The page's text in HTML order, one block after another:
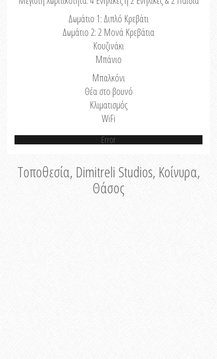
Δωμάτιο 1: Διπλό Κρεβάτι
Δωμάτιο 2: 2 Μονά Κρεβάτια
Κουζινάκι
Μπάνιο
Μπαλκόνι
Θέα στο βουνό
Κλιματισμός
WiFi
Error
Τοποθεσία, Dimitreli Studios, Κοίνυρα,
Θάσος